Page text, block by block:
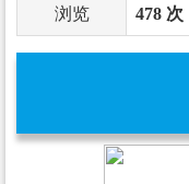
浏览 478 次